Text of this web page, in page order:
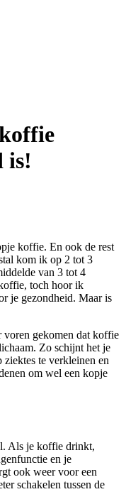
is!
koffie. En ook de rest
kom ik op 2 tot 3
van 3 tot 4
toch hoor ik
je gezondheid. Maar is
voren gekomen dat koffie
Zo schijnt het je
ziektes te verkleinen en
om wel een kopje
Als je koffie drinkt,
en je
ook weer voor een
schakelen tussen de